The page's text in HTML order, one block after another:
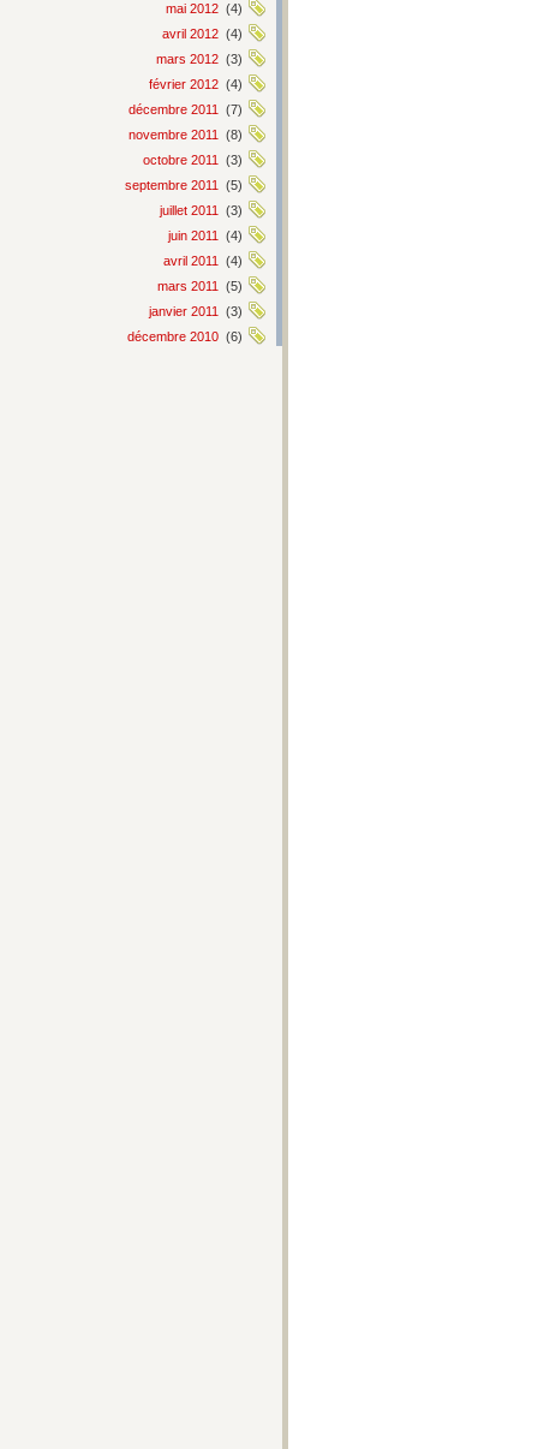
mai 2012 (4)
avril 2012 (4)
mars 2012 (3)
février 2012 (4)
décembre 2011
(7)
novembre 2011
(8)
octobre 2011
(3)
septembre 2011
(5)
juillet 2011
(3)
juin 2011
(4)
avril 2011
(4)
mars 2011
(5)
janvier 2011
(3)
décembre 2010 (6)